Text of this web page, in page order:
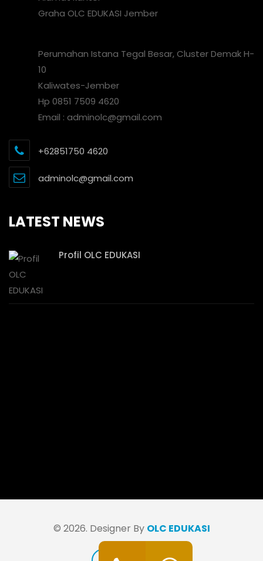
Graha OLC EDUKASI Jember
Perumahan Istana Tegal Besar, Cluster Demak H-
10
Kaliwates-Jember
Hp 0851 7509 4620
Email : adminolc@gmail.com
+62851750 4620
adminolc@gmail.com
LATEST NEWS
Profil OLC EDUKASI
© 2026. Designer By OLC EDUKASI